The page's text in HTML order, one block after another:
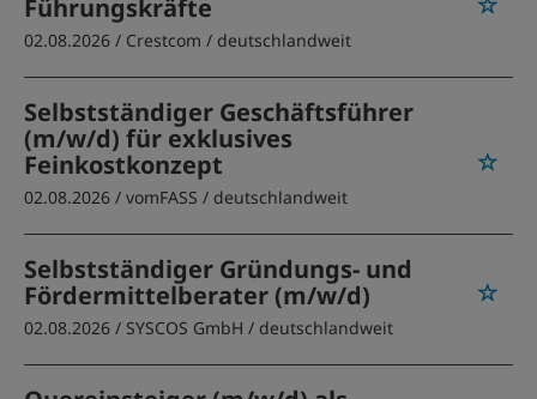
Führungskräfte
02.08.2026 / Crestcom / deutschlandweit
Selbstständiger Geschäftsführer
(m/w/d) für exklusives
Feinkostkonzept
02.08.2026 / vomFASS / deutschlandweit
Selbstständiger Gründungs- und
Fördermittelberater (m/w/d)
02.08.2026 / SYSCOS GmbH / deutschlandweit